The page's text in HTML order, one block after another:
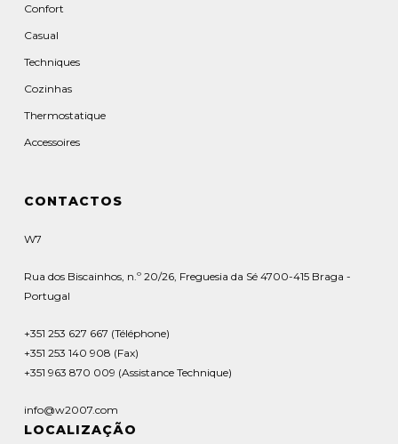
Confort
Casual
Techniques
Cozinhas
Thermostatique
Accessoires
CONTACTOS
W7
Rua dos Biscainhos, n.º 20/26, Freguesia da Sé 4700-415 Braga -
Portugal
+351 253 627 667 (Téléphone)
+351 253 140 908 (Fax)
+351 963 870 009 (Assistance Technique)
info@w2007.com
LOCALIZAÇÃO